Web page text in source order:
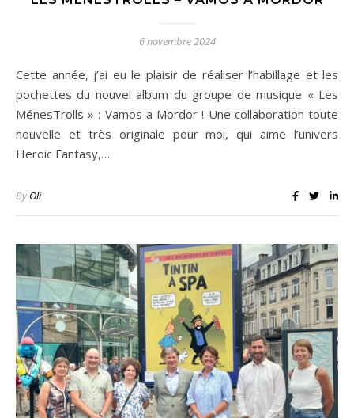
6 novembre 2024
Cette année, j’ai eu le plaisir de réaliser l’habillage et les
pochettes du nouvel album du groupe de musique « Les
MénesTrolls » : Vamos a Mordor ! Une collaboration toute
nouvelle et très originale pour moi, qui aime l’univers
Heroic Fantasy,…
ByOli